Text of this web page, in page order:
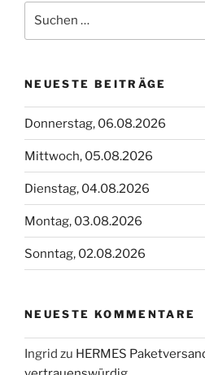
nach:
NEUESTE BEITRÄGE
Donnerstag, 06.08.2026
Mittwoch, 05.08.2026
Dienstag, 04.08.2026
Montag, 03.08.2026
Sonntag, 02.08.2026
NEUESTE KOMMENTARE
Ingrid zu HERMES